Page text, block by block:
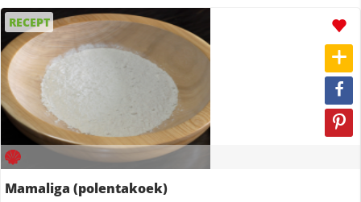
RECEPT
Mamaliga (polentakoek)